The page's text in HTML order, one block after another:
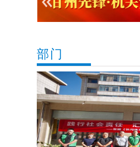
部门